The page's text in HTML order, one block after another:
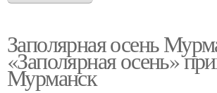
Заполярная осень
«Заполярная осень»
Мурманск